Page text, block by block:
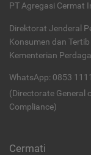
PT Agregasi Cermat
Direktorat Jenderal
Konsumen dan
Kementerian
WhatsApp: 0853
(Directorate General
Compliance)
Cermati